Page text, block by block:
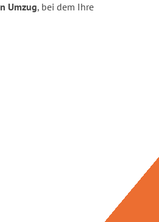
Umzug, bei dem Ihre